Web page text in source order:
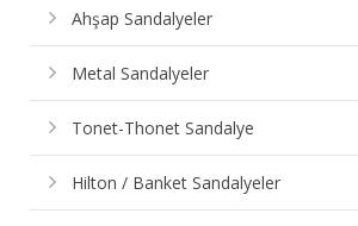
Ahşap Sandalyeler
Metal Sandalyeler
Tonet-Thonet Sandalye
Hilton / Banket Sandalyeler